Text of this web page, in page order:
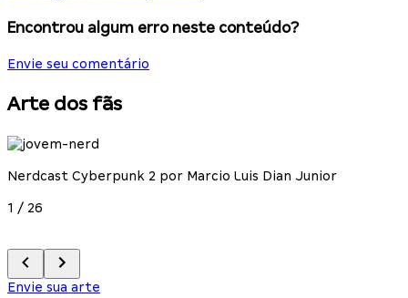
Encontrou algum erro neste conteúdo?
Envie seu comentário
Arte dos fãs
Nerdcast Cyberpunk 2 por Marcio Luis Dian Junior
1 / 26
Envie sua arte